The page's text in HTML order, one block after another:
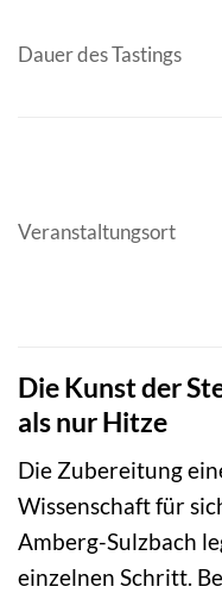
Dauer des Tastings
Veranstaltungsort
Die Kunst der
als nur Hitze
Die Zubereitung
Wissenschaft für
Amberg-Sulzbach
einzelnen Schritt.